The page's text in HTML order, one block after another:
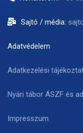
Sajtó / média:
Adatvédelem
Adatkezelési
Nyári tábor ÁSZF és
Impresszum